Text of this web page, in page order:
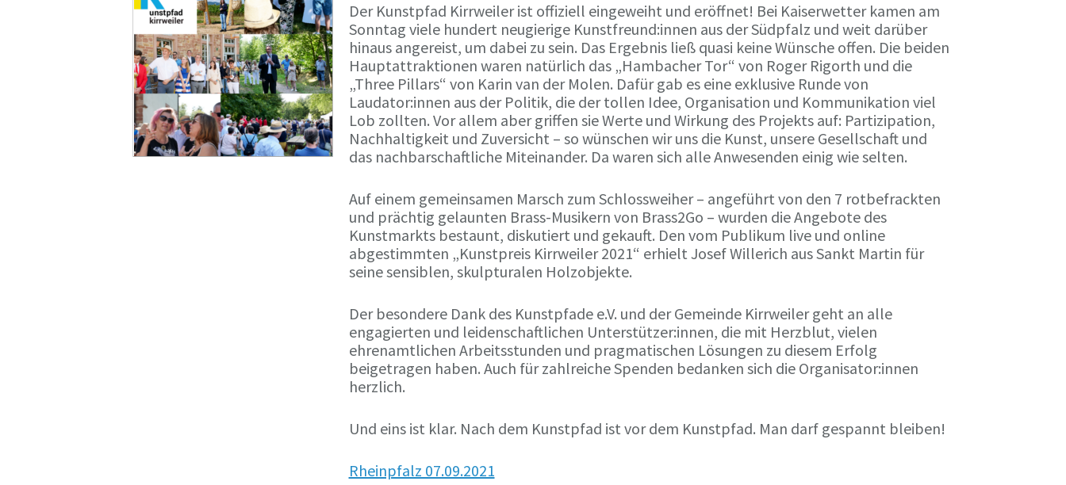
Der Kunstpfad Kirrweiler ist offiziell eingeweiht und eröffnet! Bei Kaiserwetter kamen am
Sonntag viele hundert neugierige Kunstfreund:innen aus der Südpfalz und weit darüber
hinaus angereist, um dabei zu sein. Das Ergebnis ließ quasi keine Wünsche offen. Die beiden
Hauptattraktionen waren natürlich das „Hambacher Tor“ von Roger Rigorth und die
„Three Pillars“ von Karin van der Molen. Dafür gab es eine exklusive Runde von
Laudator:innen aus der Politik, die der tollen Idee, Organisation und Kommunikation viel
Lob zollten. Vor allem aber griffen sie Werte und Wirkung des Projekts auf: Partizipation,
Nachhaltigkeit und Zuversicht – so wünschen wir uns die Kunst, unsere Gesellschaft und
das nachbarschaftliche Miteinander. Da waren sich alle Anwesenden einig wie selten.
Auf einem gemeinsamen Marsch zum Schlossweiher – angeführt von den 7 rotbefrackten
und prächtig gelaunten Brass-Musikern von Brass2Go – wurden die Angebote des
Kunstmarkts bestaunt, diskutiert und gekauft. Den vom Publikum live und online
abgestimmten „Kunstpreis Kirrweiler 2021“ erhielt Josef Willerich aus Sankt Martin für
seine sensiblen, skulpturalen Holzobjekte.
Der besondere Dank des Kunstpfade e.V. und der Gemeinde Kirrweiler geht an alle
engagierten und leidenschaftlichen Unterstützer:innen, die mit Herzblut, vielen
ehrenamtlichen Arbeitsstunden und pragmatischen Lösungen zu diesem Erfolg
beigetragen haben. Auch für zahlreiche Spenden bedanken sich die Organisator:innen
herzlich.
Und eins ist klar. Nach dem Kunstpfad ist vor dem Kunstpfad. Man darf gespannt bleiben!
Rheinpfalz 07.09.2021